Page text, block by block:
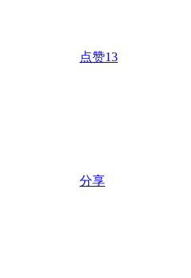
点赞13
分享